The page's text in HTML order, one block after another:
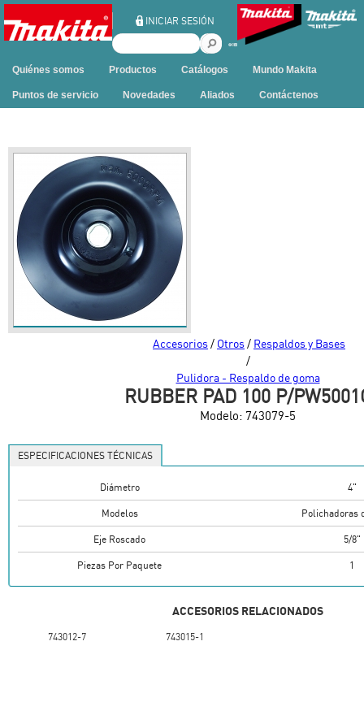
INICIAR SESIÓN
B
s
a
e
n
e
s
t
e
s
i
i
o
Accesorios/ Otros/ Respaldos y Bases
/
Pulidora - Respaldo de goma
RUBBER PAD 100 P/
Modelo: 743079-5
ESPECIFICACIONES TÉCNICAS
Diámetro 4"
Modelos Polichadoras
Eje Roscado 5/8"
Piezas Por Paquete 1
ACCESORIOS RELACIONADOS
743012-7 743015-1
Quiénes somos Productos Catálogos Mundo Makita
Puntos de servicio Novedades Aliados Contáctenos